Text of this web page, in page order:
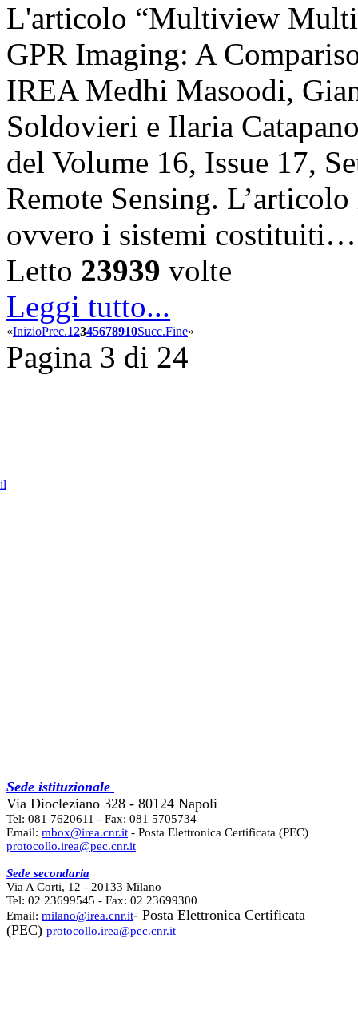
L'articolo “Multiview
GPR Imaging: A
IREA Medhi Masoodi,
Soldovieri e Ilaria
del Volume 16, Issue 17,
Remote Sensing.
ovvero i sistemi costituiti…
Letto 23939 volte
Leggi tutto...
«InizioPrec.12345678910Succ.Fine»
Pagina 3 di 24
Sede istituzionale
Via Diocleziano 328 - 80124 Napoli
Tel: 081 7620611 - Fax: 081 5705734
Email: mbox@irea.cnr.it - Posta Elettronica Certificata (PEC)
protocollo.irea@pec.cnr.it
Sede secondaria
Via A Corti, 12 - 20133 Milano
Tel: 02 23699545 - Fax: 02 23699300
Email: milano@irea.cnr.it- Posta Elettronica Certificata
(PEC) protocollo.irea@pec.cnr.it